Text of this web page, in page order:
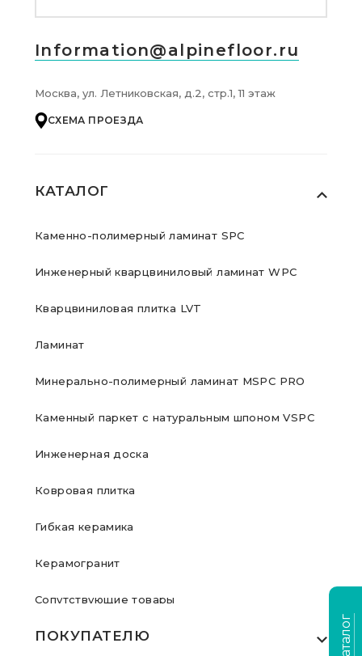
КАТАЛОГ
Каменно-полимерный ламинат SPC
Инженерный кварцвиниловый ламинат WPC
Кварцвиниловая плитка LVT
Ламинат
Минерально-полимерный ламинат MSPC PRO
Каменный паркет с натуральным шпоном VSPC
Инженерная доска
Ковровая плитка
Гибкая керамика
Керамогранит
Сопутствующие товары
ПОКУПАТЕЛЮ
Information@alpinefloor.ru
Москва, ул. Летниковская, д.2, стр.1, 11 этаж
СХЕМА ПРОЕЗДА